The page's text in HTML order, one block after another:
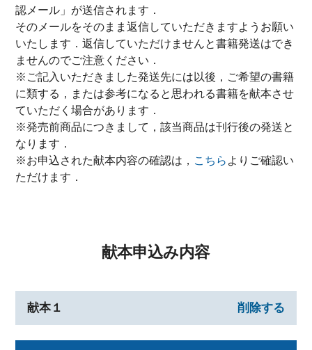
認メール」が送信されます．
そのメールをそのまま返信していただきますようお願い
いたします．返信していただけませんと書籍発送はでき
ませんのでご注意ください．
※ご記入いただきました発送先には以後，ご希望の書籍
に類する，または参考になると思われる書籍を献本させ
ていただく場合があります．
※発売前商品につきまして，該当商品は刊行後の発送と
なります．
※お申込された献本内容の確認は， こちら よりご確認い
ただけます．
献本申込み内容
献本１ 削除する